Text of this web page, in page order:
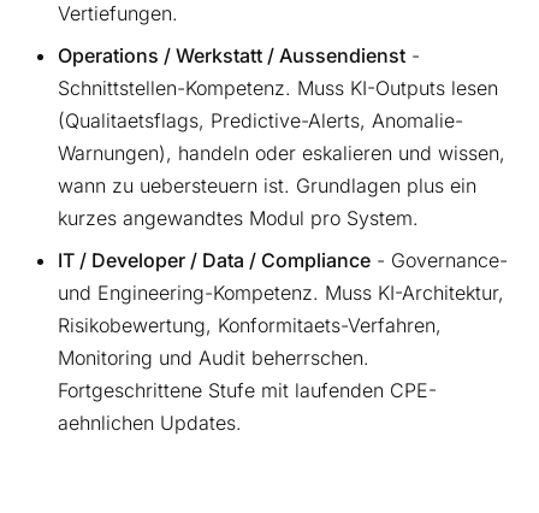
Vertiefungen.
Operations / Werkstatt / Aussendienst -
Schnittstellen-Kompetenz. Muss KI-Outputs lesen
(Qualitaetsflags, Predictive-Alerts, Anomalie-
Warnungen), handeln oder eskalieren und wissen,
wann zu uebersteuern ist. Grundlagen plus ein
kurzes angewandtes Modul pro System.
IT / Developer / Data / Compliance - Governance-
und Engineering-Kompetenz. Muss KI-Architektur,
Risikobewertung, Konformitaets-Verfahren,
Monitoring und Audit beherrschen.
Fortgeschrittene Stufe mit laufenden CPE-
aehnlichen Updates.